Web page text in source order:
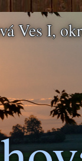
Ves I,